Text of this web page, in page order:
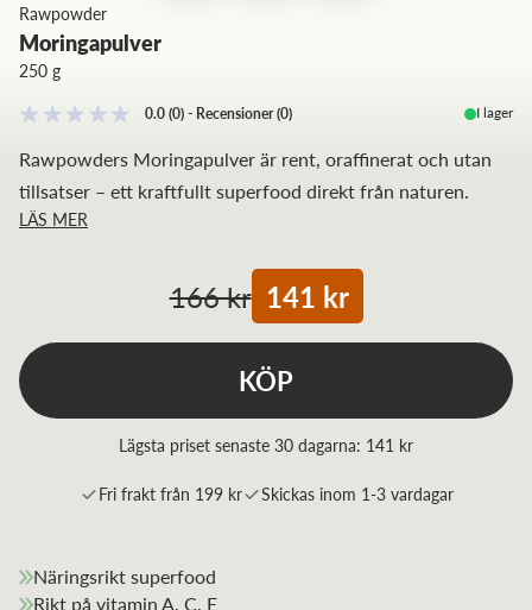
Rawpowder
Moringapulver
250 g
0.0(0)- Recensioner(0) I lager
Rawpowders Moringapulver är rent, oraffinerat och utan
tillsatser – ett kraftfullt superfood direkt från naturen.
LÄS MER
166 kr 141 kr
KÖP
Lägsta priset senaste 30 dagarna: 141 kr
Fri frakt från 199 kr Skickas inom 1-3 vardagar
Näringsrikt superfood
Rikt på vitamin A, C, E